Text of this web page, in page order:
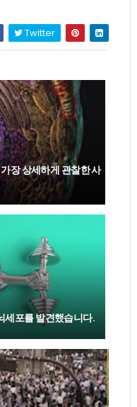
Twitter
장 상세하게 관찰한 사
세포를 발견했습니다.